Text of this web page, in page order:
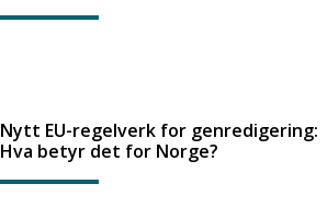
Nytt EU-regelverk for genredigering:
Hva betyr det for Norge?